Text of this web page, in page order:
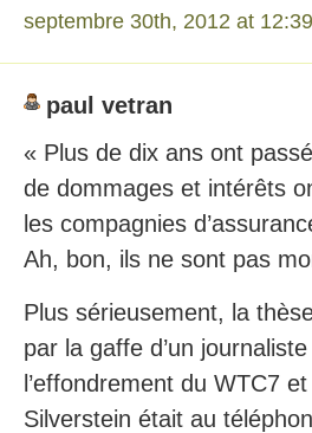
septembre 30th, 2012 at 12:39
paul vetran
« Plus de dix ans ont
de dommages et intérêts
les compagnies
Ah, bon, ils ne sont pas
Plus sérieusement, la
par la gaffe d’un
l’effondrement du WTC7
Silverstein était au